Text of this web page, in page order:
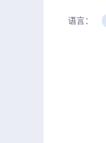
类别：
语言：